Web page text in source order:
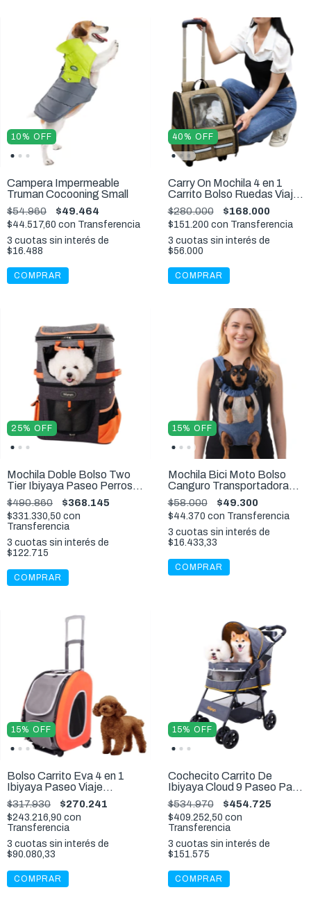
10% OFF
Campera Impermeable
Truman Cocooning Small
$54.960 $49.464
$44.517,60 con Transferencia
3 cuotas sin interés de
$16.488
COMPRAR
40% OFF
Carry On Mochila 4 en 1
Carrito Bolso Ruedas Viaje
Avion 12kg
$280.000 $168.000
$151.200 con Transferencia
3 cuotas sin interés de
$56.000
COMPRAR
25% OFF
Mochila Doble Bolso Two
Tier Ibiyaya Paseo Perros
Gatos 12 Kg
$490.860 $368.145
$331.330,50 con
Transferencia
3 cuotas sin interés de
$122.715
COMPRAR
15% OFF
Mochila Bici Moto Bolso
Canguro Transportadora
Perro S
$58.000 $49.300
$44.370 con Transferencia
3 cuotas sin interés de
$16.433,33
15% OFF
Bolso Carrito Eva 4 en 1
Ibiyaya Paseo Viaje
Mascotas 10 Kg
$317.930 $270.241
$243.216,90 con
Transferencia
3 cuotas sin interés de
$90.080,33
COMPRAR
15% OFF
Cochecito Carrito De
Ibiyaya Cloud 9 Paseo Para
Mascotas 20Kg
$534.970 $454.725
$409.252,50 con
Transferencia
3 cuotas sin interés de
$151.575
COMPRAR